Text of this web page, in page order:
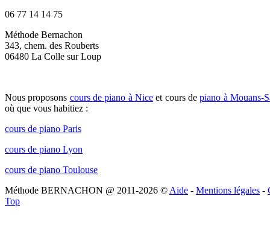
06 77 14 14 75
Méthode Bernachon
343, chem. des Rouberts
06480 La Colle sur Loup
Nous proposons cours de piano à Nice et cours depiano à Mouans-
où que vous habitiez :
cours de piano Paris
cours de piano Lyon
cours de piano Toulouse
Méthode BERNACHON @ 2011-2026 © Aide - Mentions légales -
Top